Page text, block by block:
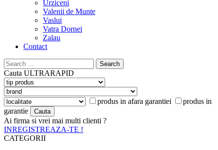
Urziceni
Valenii de Munte
Vaslui
Vatra Dornei
Zalau
Contact
Search
for:
Cauta ULTRARAPID
produs in afara garantiei
produs in
garantie
Ai firma si vrei mai multi clienti ?
INREGISTREAZA-TE !
CATEGORII